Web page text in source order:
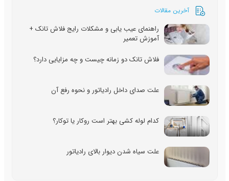
آخرین مقالات
راهنمای عیب یابی و مشکلات رایج فلاش تانک +
آموزش تعمیر
فلاش تانک دو زمانه چیست و چه مزایایی دارد؟
علت صدای داخل رادیاتور و نحوه رفع آن
کدام لوله کشی بهتر است روکار یا توکار؟
علت سیاه شدن دیوار بالای رادیاتور